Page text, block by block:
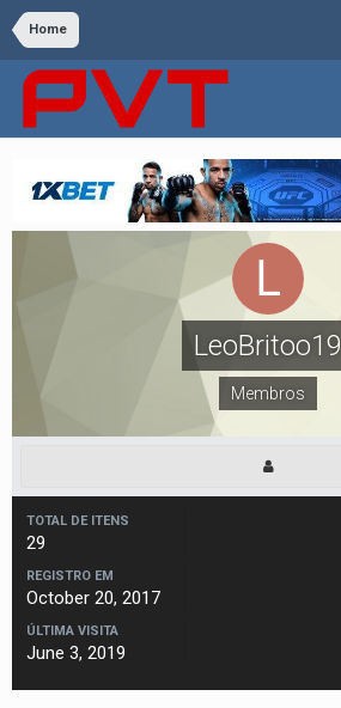
Home
LeoBritoo19
Membros
TOTAL DE ITENS
29
REGISTRO EM
October 20, 2017
ÚLTIMA VISITA
June 3, 2019